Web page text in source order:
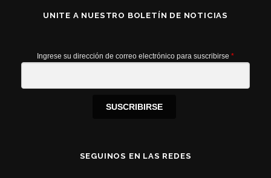
UNITE A NUESTRO BOLETÍN DE NOTICIAS
Ingrese su dirección de correo electrónico para suscribirse *
SUSCRIBIRSE
SEGUINOS EN LAS REDES